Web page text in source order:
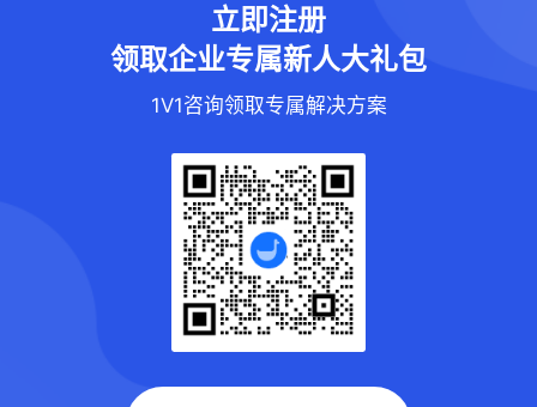
立即注册
领取企业专属新人大礼包
1V1咨询领取专属解决方案